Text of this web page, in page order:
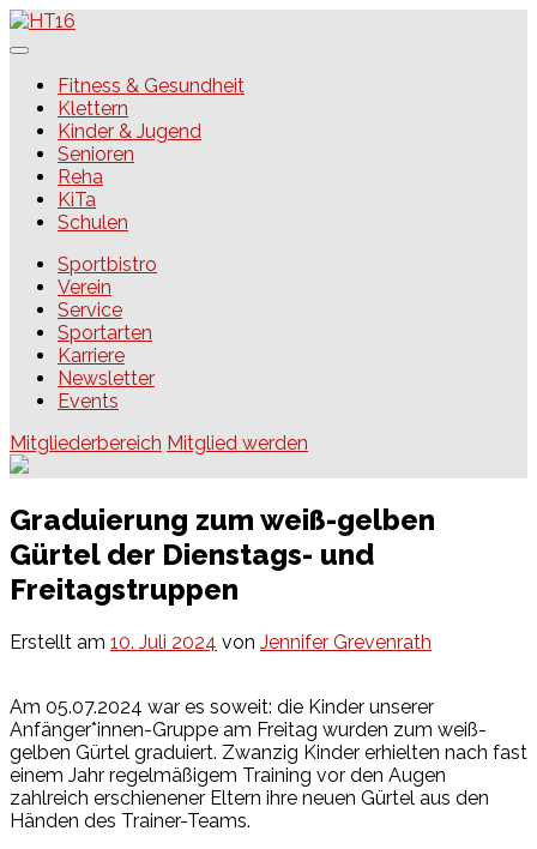
Skip
to
HT16Fitness & Gesundheit
Klettern
Kinder & Jugend
Senioren
Reha
KiTa
Schulen
Sportbistro
Verein
Service
Sportarten
Karriere
Newsletter
Events
Mitgliederbereich Mitglied werden
Graduierung zum weiß-gelben
Gürtel der Dienstags- und
Freitagstruppen
Erstellt am 10. Juli 2024 von Jennifer Grevenrath
Am 05.07.2024 war es soweit: die Kinder unserer
Anfänger*innen-Gruppe am Freitag wurden zum weiß-
gelben Gürtel graduiert. Zwanzig Kinder erhielten nach fast
einem Jahr regelmäßigem Training vor den Augen
zahlreich erschienener Eltern ihre neuen Gürtel aus den
Händen des Trainer-Teams.